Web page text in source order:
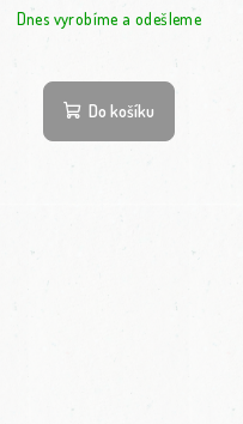
Dnes vyrobíme a odešleme
Do košíku